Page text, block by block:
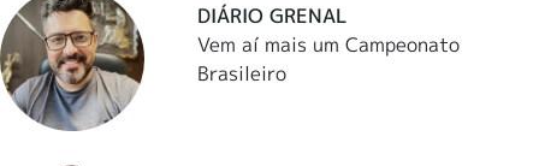
DIÁRIO GRENAL
Vem aí mais um Campeonato
Brasileiro